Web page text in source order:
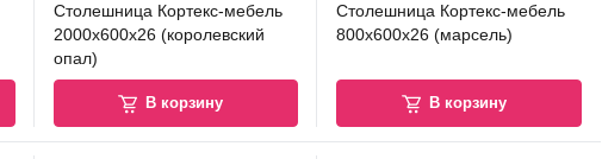
Столешница Кортекс-мебель
2000x600x26 (королевский
опал)
В корзину
Столешница Кортекс-мебель
800x600x26 (марсель)
В корзину